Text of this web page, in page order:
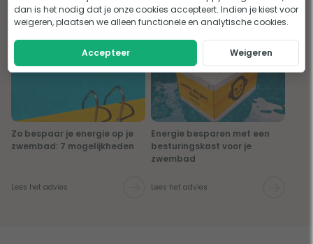
frequentieregelaars
Zo bespaar je energie op je
zwembad: 7 mogelijkheden
Lees het advies
Energie besparen met een
besturingskast voor je
zwembad
Lees het advies
dan is het nodig dat je onze cookies accepteert. Indien je kiest voor
weigeren, plaatsen we alleen functionele en analytische cookies.
Accepteer Weigeren